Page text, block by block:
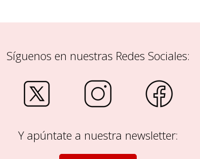
Síguenos en nuestras Redes Sociales:
Y apúntate a nuestra newsletter: